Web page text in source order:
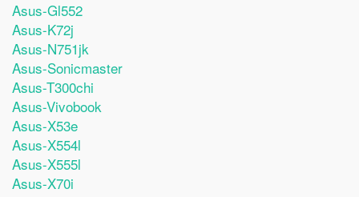
Asus-Gl552
Asus-K72j
Asus-N751jk
Asus-Sonicmaster
Asus-T300chi
Asus-Vivobook
Asus-X53e
Asus-X554l
Asus-X555l
Asus-X70i